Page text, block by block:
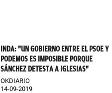
INDA: "UN GOBIERNO ENTRE EL PSOE Y
PODEMOS ES IMPOSIBLE PORQUE
SÁNCHEZ DETESTA A IGLESIAS"
OKDIARIO
14-09-2019